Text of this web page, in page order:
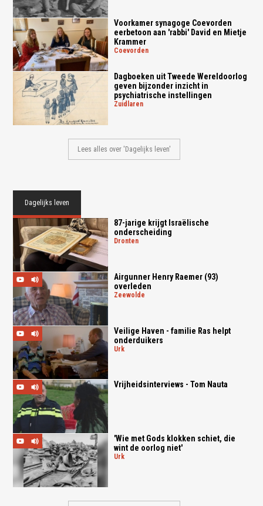
Voorkamer synagoge Coevorden
eerbetoon aan 'rabbi' David en Mietje
Krammer
coevorden
Dagboeken uit Tweede Wereldoorlog
geven bijzonder inzicht in
psychiatrische instellingen
zuidlaren
Lees alles over 'Dagelijks leven'
Dagelijks leven
87-jarige krijgt Israëlische
onderscheiding
dronten
Airgunner Henry Raemer (93)
overleden
zeewolde
Veilige Haven - familie Ras helpt
onderduikers
urk
Vrijheidsinterviews - Tom Nauta
'Wie met Gods klokken schiet, die
wint de oorlog niet'
urk